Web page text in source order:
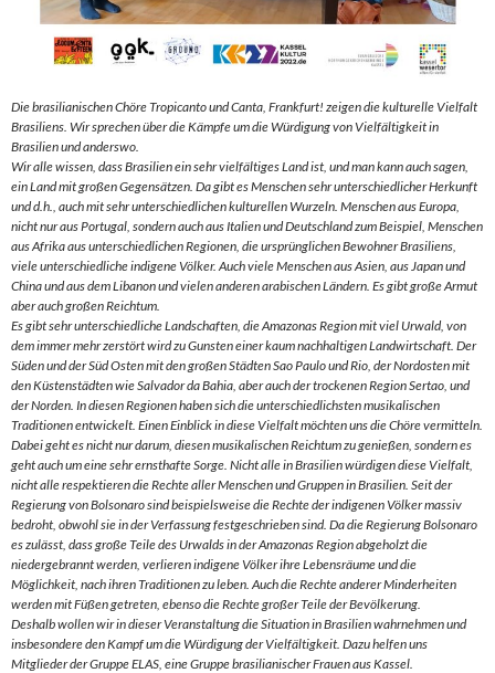
Die brasilianischen Chöre Tropicanto und Canta, Frankfurt! zeigen die kulturelle Vielfalt
Brasiliens. Wir sprechen über die Kämpfe um die Würdigung von Vielfältigkeit in
Brasilien und anderswo.
Wir alle wissen, dass Brasilien ein sehr vielfältiges Land ist, und man kann auch sagen,
ein Land mit großen Gegensätzen. Da gibt es Menschen sehr unterschiedlicher Herkunft
und d.h., auch mit sehr unterschiedlichen kulturellen Wurzeln. Menschen aus Europa,
nicht nur aus Portugal, sondern auch aus Italien und Deutschland zum Beispiel, Menschen
aus Afrika aus unterschiedlichen Regionen, die ursprünglichen Bewohner Brasiliens,
viele unterschiedliche indigene Völker. Auch viele Menschen aus Asien, aus Japan und
China und aus dem Libanon und vielen anderen arabischen Ländern. Es gibt große Armut
aber auch großen Reichtum.
Es gibt sehr unterschiedliche Landschaften, die Amazonas Region mit viel Urwald, von
dem immer mehr zerstört wird zu Gunsten einer kaum nachhaltigen Landwirtschaft. Der
Süden und der Süd Osten mit den großen Städten Sao Paulo und Rio, der Nordosten mit
den Küstenstädten wie Salvador da Bahia, aber auch der trockenen Region Sertao, und
der Norden. In diesen Regionen haben sich die unterschiedlichsten musikalischen
Traditionen entwickelt. Einen Einblick in diese Vielfalt möchten uns die Chöre vermitteln.
Dabei geht es nicht nur darum, diesen musikalischen Reichtum zu genießen, sondern es
geht auch um eine sehr ernsthafte Sorge. Nicht alle in Brasilien würdigen diese Vielfalt,
nicht alle respektieren die Rechte aller Menschen und Gruppen in Brasilien. Seit der
Regierung von Bolsonaro sind beispielsweise die Rechte der indigenen Völker massiv
bedroht, obwohl sie in der Verfassung festgeschrieben sind. Da die Regierung Bolsonaro
es zulässt, dass große Teile des Urwalds in der Amazonas Region abgeholzt die
niedergebrannt werden, verlieren indigene Völker ihre Lebensräume und die
Möglichkeit, nach ihren Traditionen zu leben. Auch die Rechte anderer Minderheiten
werden mit Füßen getreten, ebenso die Rechte großer Teile der Bevölkerung.
Deshalb wollen wir in dieser Veranstaltung die Situation in Brasilien wahrnehmen und
insbesondere den Kampf um die Würdigung der Vielfältigkeit. Dazu helfen uns
Mitglieder der Gruppe ELAS, eine Gruppe brasilianischer Frauen aus Kassel.